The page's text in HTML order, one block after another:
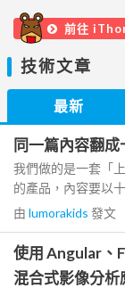
前往
技術文章
最新
同一篇內容翻
我們做的是一套「
的產品，內容要以
由 lumorakids 發文
使用 Angular、
混合式影像分析